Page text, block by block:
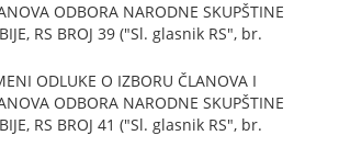
ODBORA NARODNE SKUPŠTINE
RS BROJ 39 ("Sl. glasnik RS", br.
ODLUKE O IZBORU ČLANOVA I
ODBORA NARODNE SKUPŠTINE
RS BROJ 41 ("Sl. glasnik RS", br.